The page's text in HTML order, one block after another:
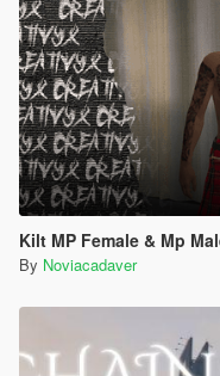
Kilt MP Female & Mp
By Noviacadaver